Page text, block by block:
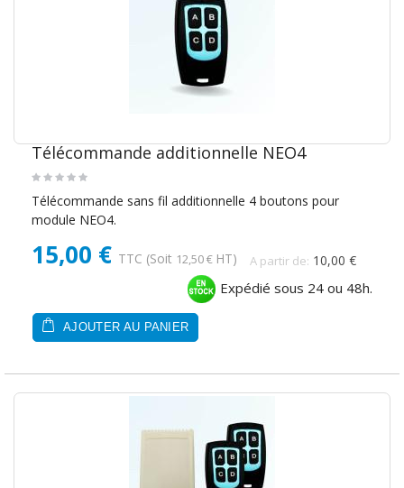
Télécommande additionnelle NEO4
Télécommande sans fil additionnelle 4 boutons pour
module NEO4.
15,00 € TTC (Soit 12,50 € HT) A partir de: 10,00 €
Expédié sous 24 ou 48h.
AJOUTER AU PANIER